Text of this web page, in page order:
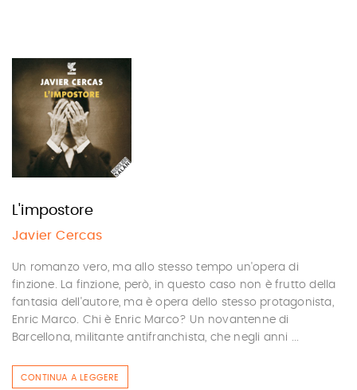
L'impostore
Javier Cercas
Un romanzo vero, ma allo stesso tempo un'opera di
finzione. La finzione, però, in questo caso non è frutto della
fantasia dell'autore, ma è opera dello stesso protagonista,
Enric Marco. Chi è Enric Marco? Un novantenne di
Barcellona, militante antifranchista, che negli anni ...
CONTINUA A LEGGERE